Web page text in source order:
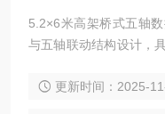
5.2×6米高架桥式五轴
与五轴联动结构设计，
大幅减少工序与误差
更新时间：2025-